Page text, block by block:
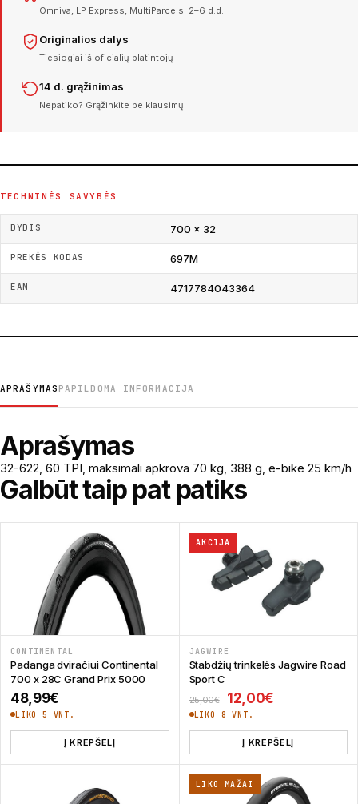
Omniva, LP Express, MultiParcels. 2–6 d.d.
Originalios dalys
Tiesiogiai iš oficialių platintojų
14 d. grąžinimas
Nepatiko? Grąžinkite be klausimų
TECHNINĖS SAVYBĖS
DYDIS 700 × 32
PREKĖS KODAS 697M
EAN 4717784043364
APRAŠYMAS PAPILDOMA INFORMACIJA
Aprašymas
32-622, 60 TPI, maksimali apkrova 70 kg, 388 g, e-bike 25 km/h
Galbūt taip pat patiks
CONTINENTAL
Padanga dviračiui Continental
700 x 28C Grand Prix 5000
48,99€
LIKO 5 VNT.
Į KREPŠELĮ
AKCIJA
JAGWIRE
Stabdžių trinkelės Jagwire Road
Sport C
25,00€ Original price was:
12,00€
LIKO 8 VNT.
Į KREPŠELĮ
LIKO MAŽAI